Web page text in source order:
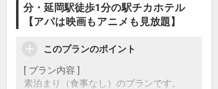
分・延岡駅徒歩1分の駅チカホテル
【アパは映画もアニメも見放題】
このプランのポイント
[ プラン内容 ]
素泊まり（食事なし）のプランです。